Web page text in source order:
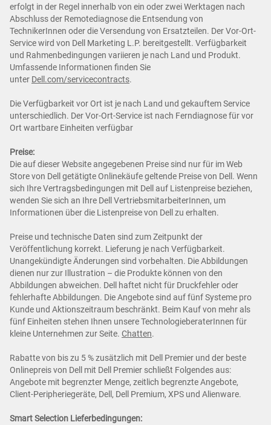
erfolgt in der Regel innerhalb von ein oder zwei Werktagen nach
Abschluss der Remotediagnose die Entsendung von
TechnikerInnen oder die Versendung von Ersatzteilen. Der Vor-Ort-
Service wird von Dell Marketing L.P. bereitgestellt. Verfügbarkeit
und Rahmenbedingungen variieren je nach Land und Produkt.
Umfassende Informationen finden Sie
unter Dell.com/servicecontracts.
Die Verfügbarkeit vor Ort ist je nach Land und gekauftem Service
unterschiedlich. Der Vor-Ort-Service ist nach Ferndiagnose für vor
Ort wartbare Einheiten verfügbar
Preise:
Die auf dieser Website angegebenen Preise sind nur für im Web
Store von Dell getätigte Onlinekäufe geltende Preise von Dell. Wenn
sich Ihre Vertragsbedingungen mit Dell auf Listenpreise beziehen,
wenden Sie sich an Ihre Dell VertriebsmitarbeiterInnen, um
Informationen über die Listenpreise von Dell zu erhalten.
Preise und technische Daten sind zum Zeitpunkt der
Veröffentlichung korrekt. Lieferung je nach Verfügbarkeit.
Unangekündigte Änderungen sind vorbehalten. Die Abbildungen
dienen nur zur Illustration – die Produkte können von den
Abbildungen abweichen. Dell haftet nicht für Druckfehler oder
fehlerhafte Abbildungen. Die Angebote sind auf fünf Systeme pro
Kunde und Aktionszeitraum beschränkt. Beim Kauf von mehr als
fünf Einheiten stehen Ihnen unsere TechnologieberaterInnen für
kleine Unternehmen zur Seite. Chatten.
Rabatte von bis zu 5 % zusätzlich mit Dell Premier und der beste
Onlinepreis von Dell mit Dell Premier schließt Folgendes aus:
Angebote mit begrenzter Menge, zeitlich begrenzte Angebote,
Client-Peripheriegeräte, Dell, Dell Premium, XPS und Alienware.
Smart Selection Lieferbedingungen: